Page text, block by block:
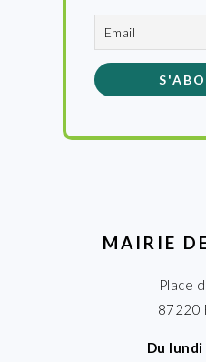
MAIRIE
Place
87220
Du